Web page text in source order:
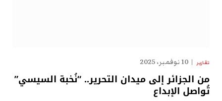
تقارير 10 نوفمبر، 2025
من الجزائر إلى ميدان التحرير.. “نُخبة السيسي”
تُواصل الإبداع